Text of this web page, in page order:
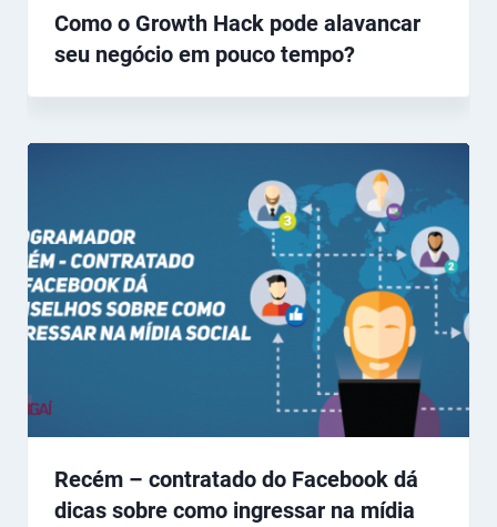
Como o Growth Hack pode alavancar
seu negócio em pouco tempo?
Recém – contratado do Facebook dá
dicas sobre como ingressar na mídia